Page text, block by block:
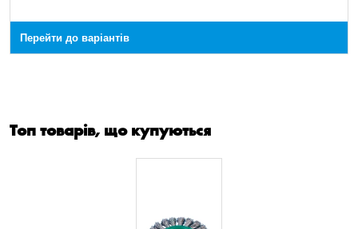
Перейти до варіантів
Топ товарів, що купуються